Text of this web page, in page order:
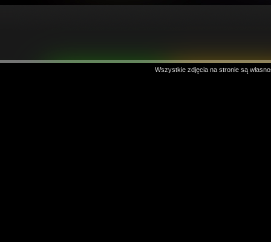
Wszystkie zdjęcia na stronie są